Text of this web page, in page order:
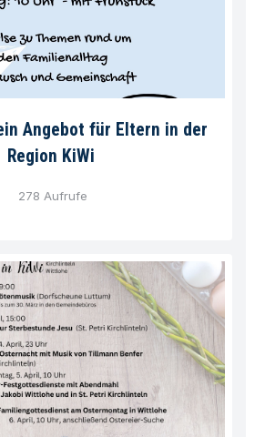
Angebot für Eltern in der
Region KiWi
278 Aufrufe